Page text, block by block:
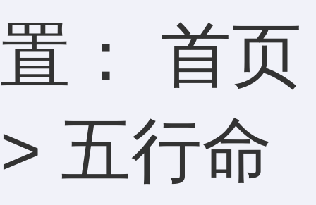
置： 首页
> 五行命